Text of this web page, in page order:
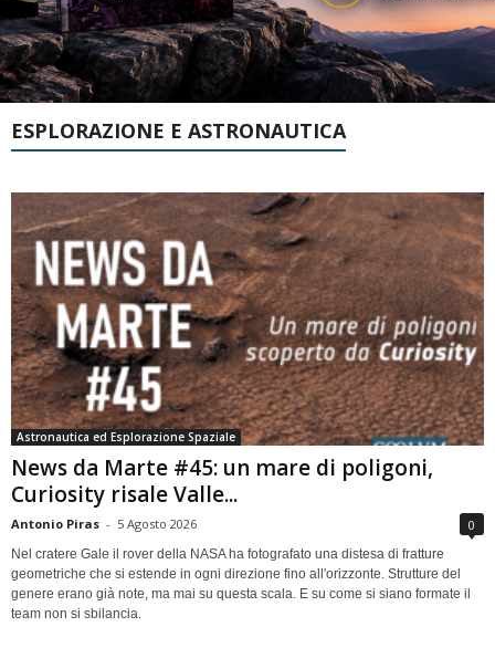
ESPLORAZIONE E ASTRONAUTICA
Astronautica ed Esplorazione Spaziale
News da Marte #45: un mare di poligoni,
Curiosity risale Valle...
Antonio Piras - 5 Agosto 2026 0
Nel cratere Gale il rover della NASA ha fotografato una distesa di fratture
geometriche che si estende in ogni direzione fino all'orizzonte. Strutture del
genere erano già note, ma mai su questa scala. E su come si siano formate il
team non si sbilancia.